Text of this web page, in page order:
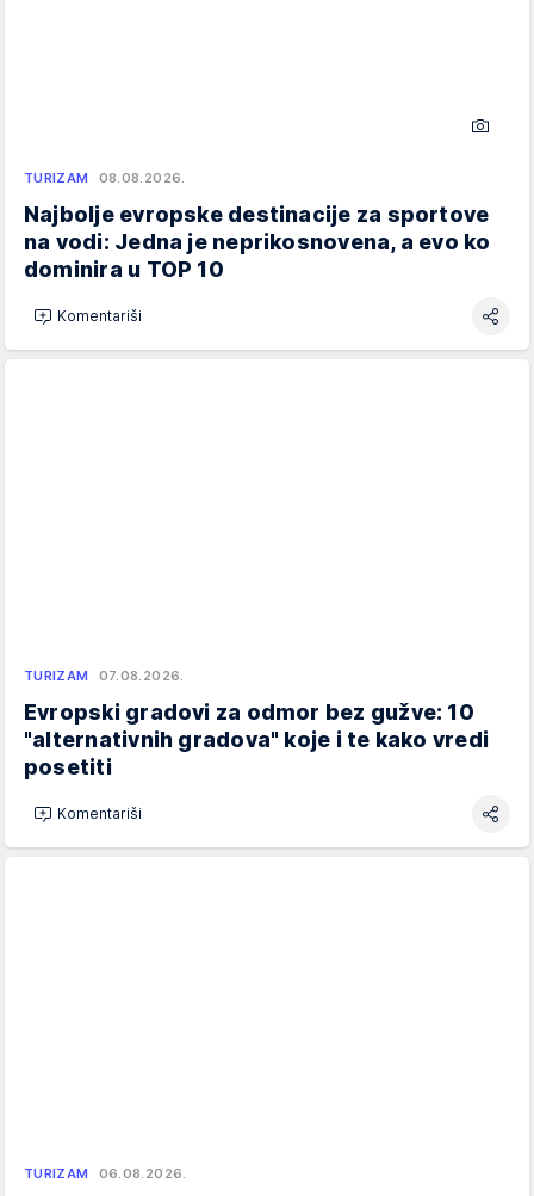
TURIZAM 08.08.2026.
Najbolje evropske destinacije za sportove
na vodi: Jedna je neprikosnovena, a evo ko
dominira u TOP 10
Komentariši
TURIZAM 07.08.2026.
Evropski gradovi za odmor bez gužve: 10
"alternativnih gradova" koje i te kako vredi
posetiti
Komentariši
TURIZAM 06.08.2026.